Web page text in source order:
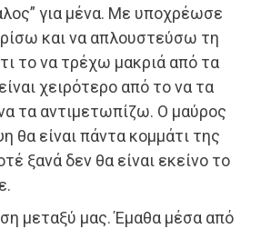
για μένα. Με υποχρέωσε
και να απλουστεύσω τη
το να τρέχω μακριά από τα
χειρότερο από το να τα
τα αντιμετωπίζω. Ο μαύρος
θα είναι πάντα κομμάτι της
ξανά δεν θα είναι εκείνο το
μεταξύ μας. Έμαθα μέσα από